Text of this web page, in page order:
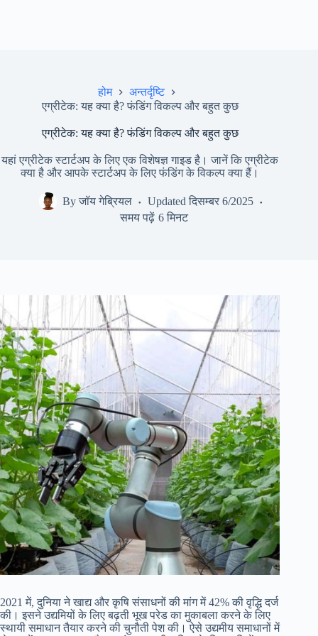
होम
अन्तर्दृष्टि
एग्रीटेक: यह क्या है? फंडिंग विकल्प और बहुत कुछ
एग्रीटेक: यह क्या है? फंडिंग विकल्प और बहुत कुछ
यहां एग्रीटेक स्टार्टअप के लिए एक विशेषज्ञ गाइड है। जानें कि एग्रीटेक
क्या है और आपके स्टार्टअप के लिए फंडिंग के विकल्प क्या हैं।
By जॉय गेब्रियल Updated दिसम्बर 6/2025
समय पढ़ें 6 मिनट
2021 में, दुनिया ने खाद्य और कृषि संसाधनों की मांग में 42% की वृद्धि दर्ज
की। इसने उद्यमियों के लिए बढ़ती भूख परेड का मुकाबला करने के लिए
स्थायी समाधान तैयार करने की चुनौती पेश की। ऐसे उद्यमीय समाधानों में